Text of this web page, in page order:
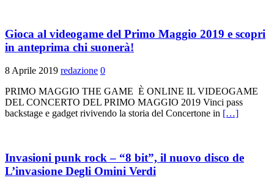
Gioca al videogame del Primo Maggio 2019 e scopri
in anteprima chi suonerà!
8 Aprile 2019 redazione 0
PRIMO MAGGIO THE GAME È ONLINE IL VIDEOGAME
DEL CONCERTO DEL PRIMO MAGGIO 2019 Vinci pass
backstage e gadget rivivendo la storia del Concertone in […]
Invasioni punk rock – “8 bit”, il nuovo disco de
L’invasione Degli Omini Verdi